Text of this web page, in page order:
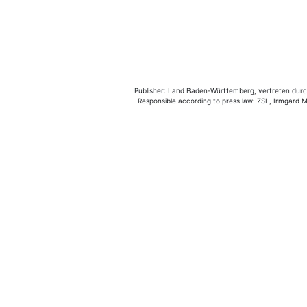
Publisher: Land Baden-Württemberg, vertreten
Responsible according to press law: ZSL, Irmgard